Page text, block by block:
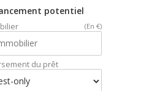
potentiel
(En €)
du prêt